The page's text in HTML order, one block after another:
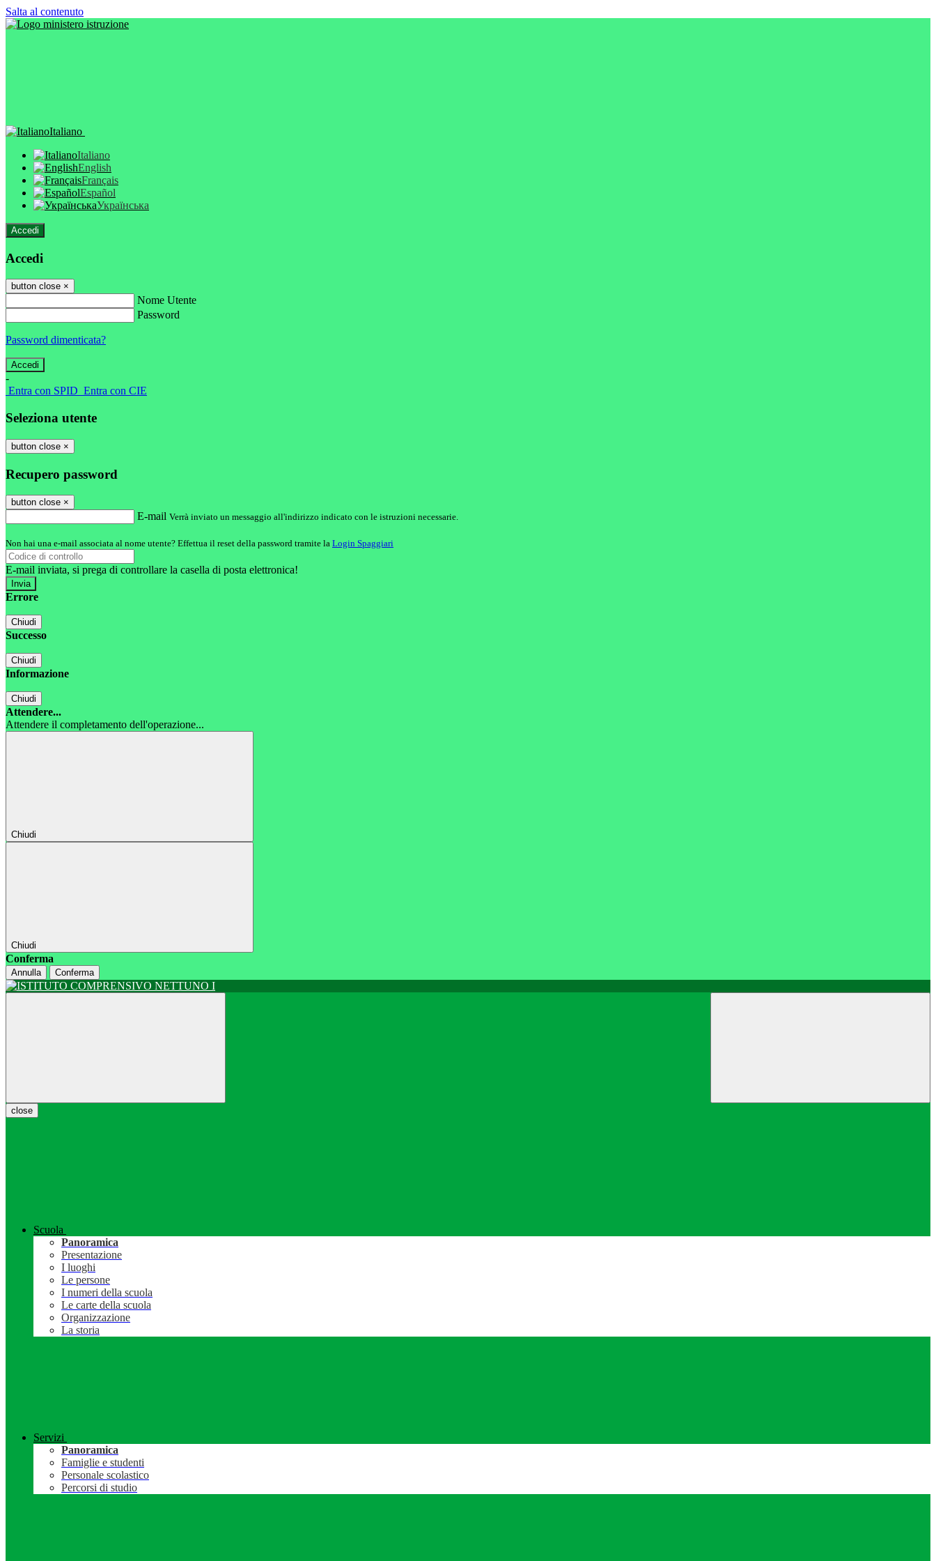
Salta al contenuto
Italiano
Italiano
English
Français
Español
Українська
Accedi
Accedi
button close ×
Nome Utente
Password
Password dimenticata?
-
Entra con SPID Entra con CIE
Seleziona utente
button close ×
Recupero password
button close ×
E-mail Verrà inviato un messaggio all'indirizzo indicato con le istruzioni necessarie.
Non hai una e-mail associata al nome utente? Effettua il reset della password tramite la Login Spaggiari
E-mail inviata, si prega di controllare la casella di posta elettronica!
Errore
Chiudi
Successo
Chiudi
Informazione
Chiudi
Attendere...
Attendere il completamento dell'operazione...
Chiudi
Chiudi
Conferma
Annulla Conferma
close
Scuola
Panoramica
Presentazione
I luoghi
Le persone
I numeri della scuola
Le carte della scuola
Organizzazione
La storia
Servizi
Panoramica
Famiglie e studenti
Personale scolastico
Percorsi di studio